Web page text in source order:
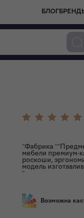
БЛОГ
"Фабрика
мебели премиум-
роскоши,
модель
"
Возможна